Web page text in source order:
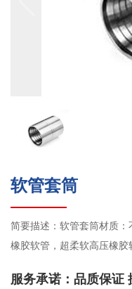
软管套筒
简要描述：软管套筒材质
橡胶软管，超柔软高压橡胶
服务承诺：品质保证